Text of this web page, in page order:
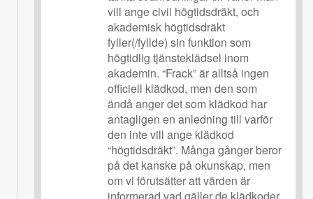
vill ange civil högtidsdräkt, och
akademisk högtidsdräkt
fyller(/fyllde) sin funktion som
högtidlig tjänsteklädsel inom
akademin. “Frack” är alltså ingen
officiell klädkod, men den som
ändå anger det som klädkod har
antagligen en anledning till varför
den inte vill ange klädkod
“högtidsdräkt”. Många gånger beror
på det kanske på okunskap, men
om vi förutsätter att värden är